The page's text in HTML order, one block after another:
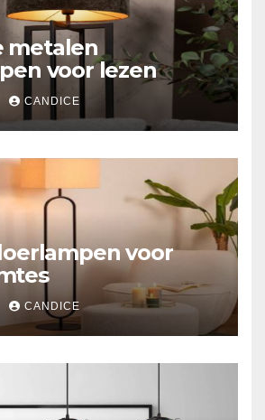
metalen
voor lezen
CANDICE
voor
CANDICE